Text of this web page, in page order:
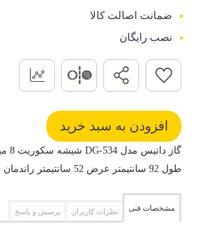
ضمانت اصالت کالا
نصب رایگان
طول 92 سانتیمتر عرض 52 سانتیمتر راندمان احتراق 60.25
مشخصات فنی نظرات کاربران پرسش و پاسخ